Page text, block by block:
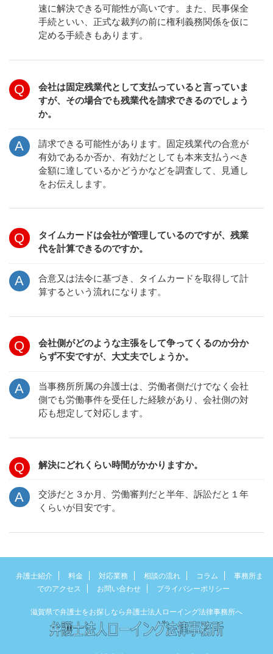
速に解決できる可能性が高いです。また、民事保全
手続といい、正式な裁判の前に権利義務関係を仮に
定める手続きもあります。
会社は固定残業代として支払っていると言っていま
すが、その場合でも残業代を請求できるのでしょう
か。
請求できる可能性があります。固定残業代の合意が
有効であるか否か、有効だとしても本来支払うべき
金額に達しているかどうかなどを調査して、見通し
をお伝えします。
タイムカードは会社が管理しているのですが、残業
代を計算できるのですか。
合意又は法令に基づき、タイムカードを取得して計
算するという流れになります。
会社側がどのような主張をして争ってくるのか分か
らず不安ですが、大丈夫でしょうか。
当事務所所属の弁護士は、労働者側だけでなく会社
側でも労働事件を受任した経験があり、会社側の対
応も想定して対応します。
解決にどれくらい時間がかかりますか。
交渉だと３か月、労働審判だと半年、訴訟だと１年
くらいが目安です。
弁護士紹介 料金 対応業務 相談の流れ コラム
事務所ま
でのアクセス
お問い合わせ プライバシーポリシー
滋賀県で弁護士をお探しなら弁護士法人ローイング法律事務所へ